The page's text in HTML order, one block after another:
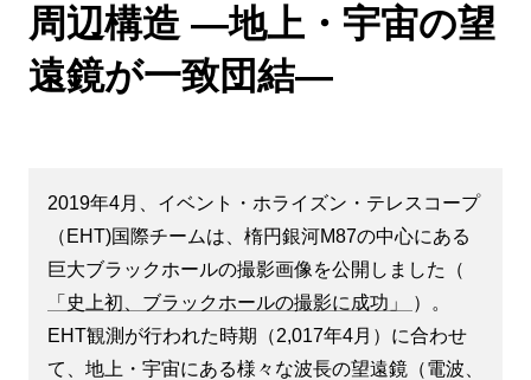
周辺構造 ―地上・宇宙の望
遠鏡が一致団結―
2019年4月、イベント・ホライズン・テレスコープ
（EHT)国際チームは、楕円銀河M87の中心にある
巨大ブラックホールの撮影画像を公開しました（
「史上初、ブラックホールの撮影に成功」
）。
EHT観測が行われた時期（2,017年4月）に合わせ
て、地上・宇宙にある様々な波長の望遠鏡（電波、